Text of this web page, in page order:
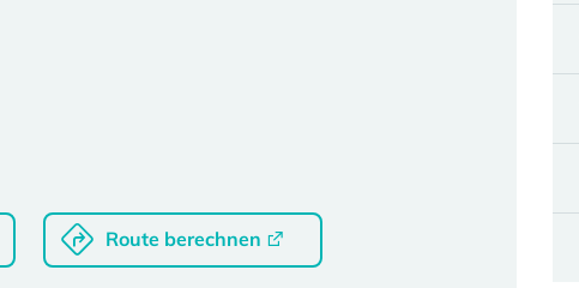
Route berechnen